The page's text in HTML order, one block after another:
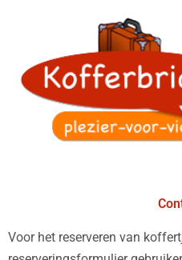
inhoud
Voor het reserveren van